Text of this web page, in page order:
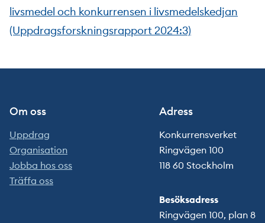
livsmedel och konkurrensen i livsmedelskedjan
(Uppdragsforskningsrapport 2024:3)
Om oss
Uppdrag
Organisation
Jobba hos oss
Träffa oss
Adress
Konkurrensverket
Ringvägen 100
118 60 Stockholm
Besöksadress
Ringvägen 100, plan 8